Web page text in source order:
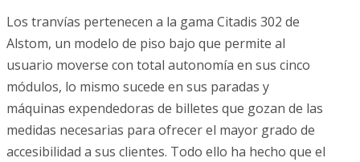
Los tranvías pertenecen a la gama Citadis 302 de
Alstom, un modelo de piso bajo que permite al
usuario moverse con total autonomía en sus cinco
módulos, lo mismo sucede en sus paradas y
máquinas expendedoras de billetes que gozan de las
medidas necesarias para ofrecer el mayor grado de
accesibilidad a sus clientes. Todo ello ha hecho que el